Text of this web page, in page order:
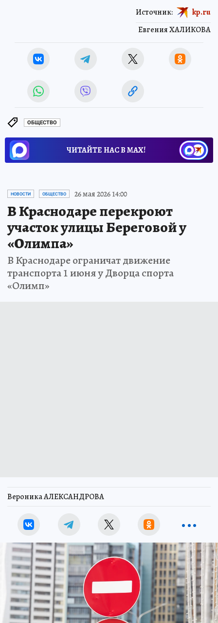
Евгения ХАЛИКОВА
Источник: kp.ru
ОБЩЕСТВО
ЧИТАЙТЕ НАС В МАХ!
НОВОСТИ ОБЩЕСТВО 26 мая 2026 14:00
В Краснодаре перекроют
участок улицы Береговой у
«Олимпа»
В Краснодаре ограничат движение
транспорта 1 июня у Дворца спорта
«Олимп»
Вероника АЛЕКСАНДРОВА